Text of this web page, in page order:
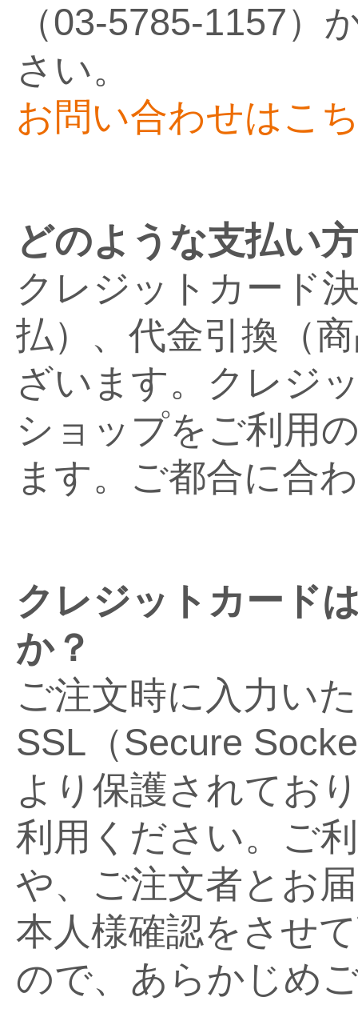
（03-5785-1157）
さい。
お問い合わせはこ
どのような支払い
クレジットカード
払）、代金引換（
ざいます。クレジ
ショップをご利用
ます。ご都合に合
クレジットカード
か？
ご注文時に入力い
SSL（Secure
より保護されてお
利用ください。ご
や、ご注文者とお
本人様確認をさせ
ので、あらかじめ